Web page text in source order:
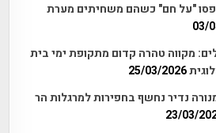
"על חם" כשהם משחיתים מערת
03/
מקווה טהרה קדום מתקופת ימי בית
25/03/2026
נדיר נחשף בחפירות למרגלות הר
23/03/